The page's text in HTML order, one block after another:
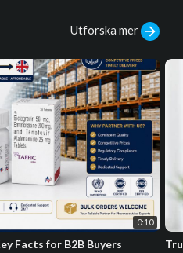
Utforska mer
0:10
Facts for B2B Buyers